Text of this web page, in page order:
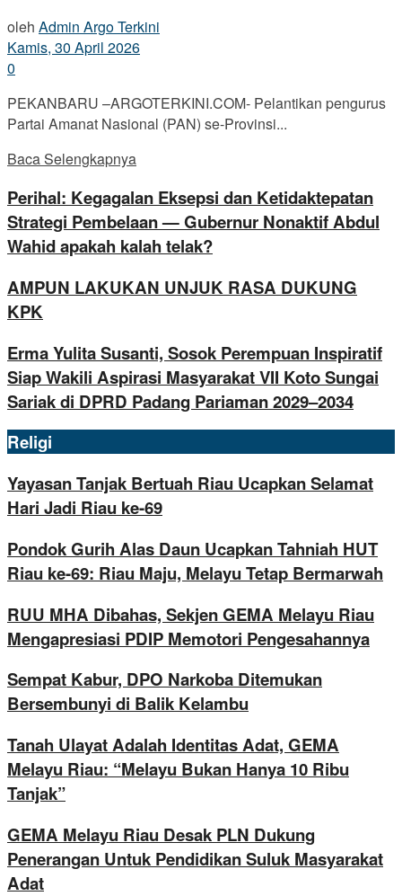
oleh Admin Argo Terkini
Kamis, 30 April 2026
0
PEKANBARU –ARGOTERKINI.COM- Pelantikan pengurus
Partai Amanat Nasional (PAN) se-Provinsi...
Baca Selengkapnya
Perihal: Kegagalan Eksepsi dan Ketidaktepatan
Strategi Pembelaan — Gubernur Nonaktif Abdul
Wahid apakah kalah telak?
AMPUN LAKUKAN UNJUK RASA DUKUNG
KPK
Erma Yulita Susanti, Sosok Perempuan Inspiratif
Siap Wakili Aspirasi Masyarakat VII Koto Sungai
Sariak di DPRD Padang Pariaman 2029–2034
Religi
Yayasan Tanjak Bertuah Riau Ucapkan Selamat
Hari Jadi Riau ke-69
Pondok Gurih Alas Daun Ucapkan Tahniah HUT
Riau ke-69: Riau Maju, Melayu Tetap Bermarwah
RUU MHA Dibahas, Sekjen GEMA Melayu Riau
Mengapresiasi PDIP Memotori Pengesahannya
Sempat Kabur, DPO Narkoba Ditemukan
Bersembunyi di Balik Kelambu
Tanah Ulayat Adalah Identitas Adat, GEMA
Melayu Riau: “Melayu Bukan Hanya 10 Ribu
Tanjak”
GEMA Melayu Riau Desak PLN Dukung
Penerangan Untuk Pendidikan Suluk Masyarakat
Adat